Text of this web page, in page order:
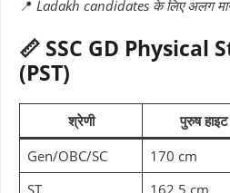
📍 Ladakh candidates के लिए अलग
📏 SSC GD Physical
(PST)
श्रेणी पुरुष हाइट
Gen/OBC/SC
170 cm
ST
162.5 cm